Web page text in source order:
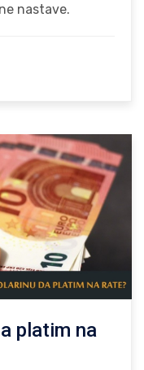
nastave.
platim na